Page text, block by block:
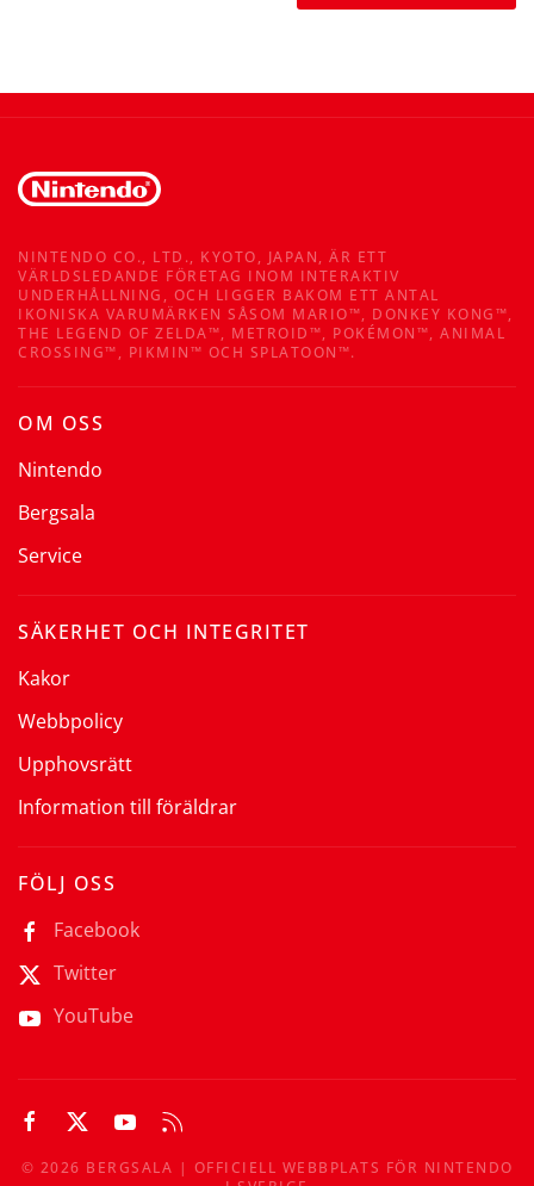
NINTENDO CO., LTD., KYOTO, JAPAN, ÄR ETT
VÄRLDSLEDANDE FÖRETAG INOM INTERAKTIV
UNDERHÅLLNING, OCH LIGGER BAKOM ETT ANTAL
IKONISKA VARUMÄRKEN SÅSOM MARIO™, DONKEY KONG™,
THE LEGEND OF ZELDA™, METROID™, POKÉMON™, ANIMAL
CROSSING™, PIKMIN™ OCH SPLATOON™.
OM OSS
Nintendo
Bergsala
Service
SÄKERHET OCH INTEGRITET
Kakor
Webbpolicy
Upphovsrätt
Information till föräldrar
FÖLJ OSS
Facebook
Twitter
YouTube
© 2026 BERGSALA | OFFICIELL WEBBPLATS FÖR NINTENDO